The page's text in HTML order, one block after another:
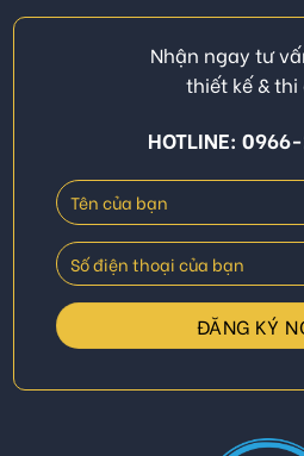
Nhận ngay tư
thiết kế & thi
HOTLINE: